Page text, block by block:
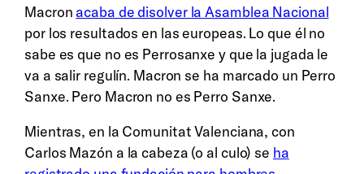
Macron acaba de disolver la Asamblea Nacional
por los resultados en las europeas. Lo que él no
sabe es que no es Perrosanxe y que la jugada le
va a salir regulín. Macron se ha marcado un Perro
Sanxe. Pero Macron no es Perro Sanxe.
Mientras, en la Comunitat Valenciana, con
Carlos Mazón a la cabeza (o al culo) se ha